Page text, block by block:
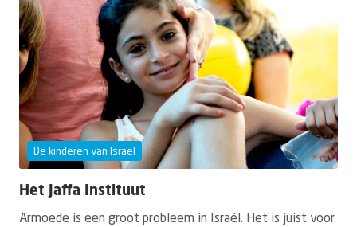
De kinderen van Israël
Het Jaffa Instituut
Armoede is een groot probleem in Israël. Het is juist voor